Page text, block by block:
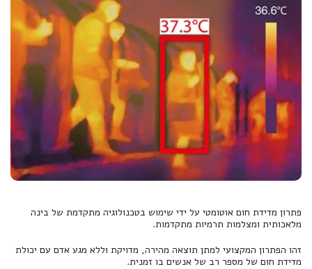
פתרון מדידת חום אוטומטי על ידי שימוש בטכנולוגיה מתקדמת של בינה
מלאכותית ומצלמות תרמיות מתקדמות.
זהו הפתרון המקצועי למתן תוצאה מהירה, מדויקת וללא מגע אדם עם יכולת
מדידת חום של מספר רב של אנשים בו זמנית.